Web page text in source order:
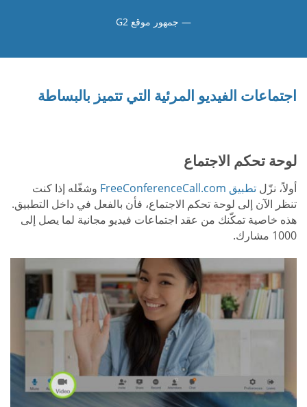
جمهور موقع G2
اجتماعات الفيديو المرئية التي تتميز بالبساطة
لوحة تحكم الاجتماع
أولاً، نزّل تطبيق FreeConferenceCall.com
وشغّله إذا كنت
تنظر الآن إلى لوحة تحكم الاجتماع، فأن بالفعل في داخل التطبيق.
هذه خاصية تمكّنك من عقد اجتماعات فيديو مجانية لما يصل إلى
1000 مشارك.